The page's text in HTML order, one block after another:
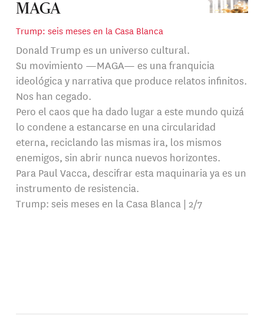
MAGA
Trump: seis meses en la Casa Blanca
Donald Trump es un universo cultural.
Su movimiento —MAGA— es una franquicia
ideológica y narrativa que produce relatos infinitos.
Nos han cegado.
Pero el caos que ha dado lugar a este mundo quizá
lo condene a estancarse en una circularidad
eterna, reciclando las mismas ira, los mismos
enemigos, sin abrir nunca nuevos horizontes.
Para Paul Vacca, descifrar esta maquinaria ya es un
instrumento de resistencia.
Trump: seis meses en la Casa Blanca | 2/7